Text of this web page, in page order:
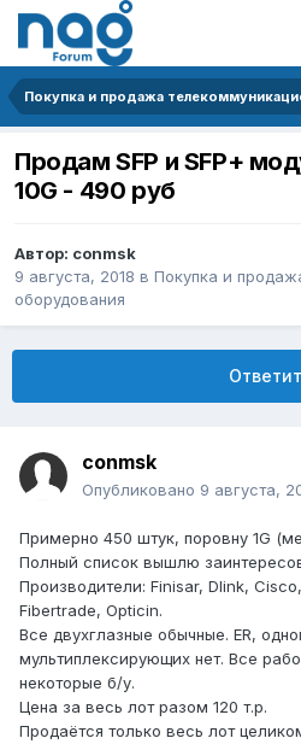
Продам SFP и SFP+
10G - 490 руб
Автор: conmsk
9 августа, 2018 в Покупка и
оборудования
conmsk
Опубликовано 9 августа,
Примерно 450 штук, поровну 1G
Полный список вышлю
Производители: Finisar, Dlink,
Fibertrade, Opticin.
Все двухглазные обычные. ER,
мультиплексирующих нет. Все
некоторые б/у.
Цена за весь лот разом 120 т.р.
Продаётся только весь лот